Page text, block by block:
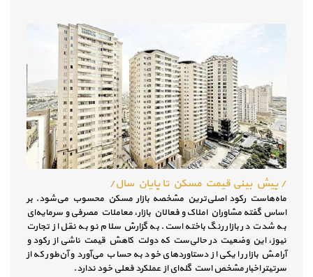
/ پیش بینی قیمت مسکن تا پایان سال/
ماه‌هاست رکود اصلی‌ترین مشخصه بازار مسکن محسوب می‌شود. بر
اساس گفته مشاوران املاک و فعالان بازار، معاملات مصرفی و سرمایه‌ای
به شدت در بازار رنگ باخته است. به گزارش سلام نو به نقل از تجارت
نیوز، این وضعیت در حالی‌ست که دولت کاهش قیمت ناشی از رکود و
آرامش بازار را یکی از دستاوردهای خود به حساب می‌آورد و آن‌طور که از
سرتیتر اخبار مشخص است گله‌ای از عملکرد فعلی خود ندارد.